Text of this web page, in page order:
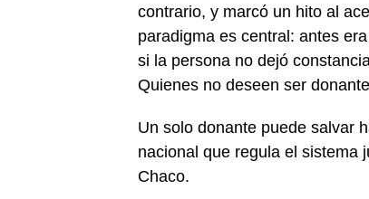
contrario, y marcó un hito al
paradigma es central: antes
si la persona no dejó
Quienes no deseen ser
Un solo donante puede salvar
nacional que regula el sistema
Chaco.